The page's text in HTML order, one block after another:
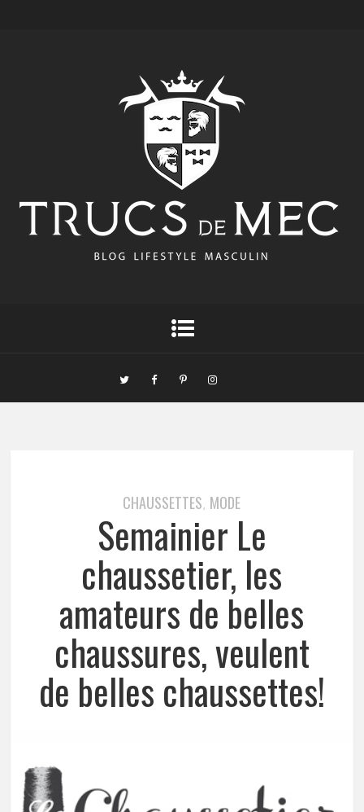
CHAUSSETTES, MODE
Semainier Le
chaussetier, les
amateurs de belles
chaussures, veulent
de belles chaussettes!